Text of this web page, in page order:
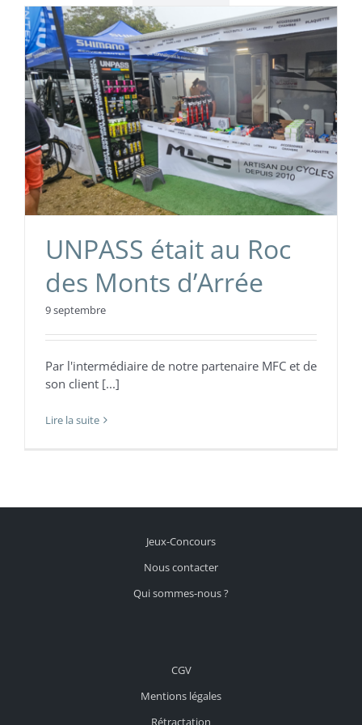
UNPASS était au Roc
des Monts d’Arrée
9 septembre
Par l'intermédiaire de notre partenaire MFC et de
son client [...]
Lire la suite
Jeux-Concours
Nous contacter
Qui sommes-nous ?
CGV
Mentions légales
Rétractation